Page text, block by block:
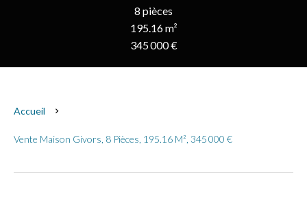
8 pièces
195.16 m²
345 000 €
Accueil
Vente Maison Givors, 8 Pièces, 195.16 M², 345 000 €